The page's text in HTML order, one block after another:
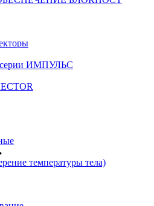
серии ИМПУЛЬС
температуры тела)